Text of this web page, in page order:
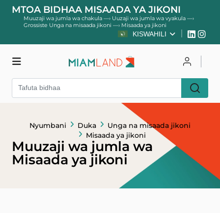
MTOA BIDHAA MISAADA YA JIKONI
Muuzaji wa jumla wa chakula —› Uuzaji wa jumla wa vyakula —›
Grossiste Unga na misaada jikoni —›Misaada ya jikoni
KISWAHILI
Nyumbani Duka
Unga na misaada jikoni
Misaada ya jikoni
Muuzaji wa jumla wa
Misaada ya jikoni
Duka
Jisajili